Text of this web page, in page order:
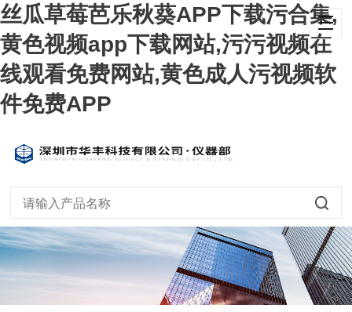
丝瓜草莓芭乐秋葵APP下载污合集,
黄色视频app下载网站,污污视频在
线观看免费网站,黄色成人污视频软
件免费APP